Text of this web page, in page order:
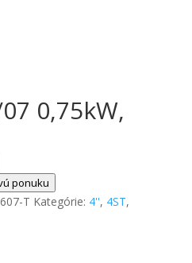
0,75kW,
ponuku
T Kategórie: 4'', 4ST,